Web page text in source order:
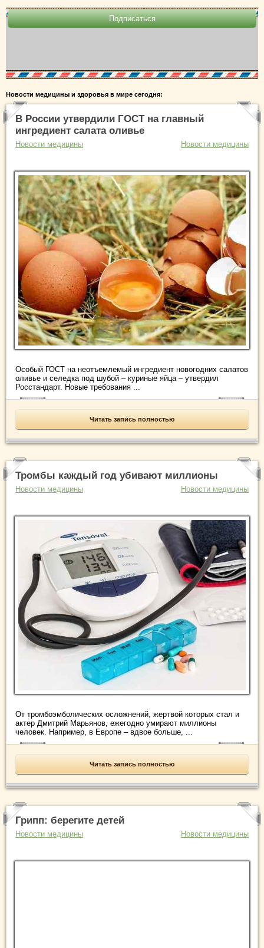
Новости медицины и здоровья в мире сегодня:
В России утвердили ГОСТ на главный
ингредиент салата оливье
Новости медицины Новости медицины
Особый ГОСТ на неотъемлемый ингредиент новогодних салатов
оливье и селедка под шубой – куриные яйца – утвердил
Росстандарт. Новые требования ...
Читать запись полностью
Тромбы каждый год убивают миллионы
Новости медицины Новости медицины
От тромбоэмболических осложнений, жертвой которых стал и
актер Дмитрий Марьянов, ежегодно умирают миллионы
человек. Например, в Европе – вдвое больше, ...
Читать запись полностью
Грипп: берегите детей
Новости медицины Новости медицины